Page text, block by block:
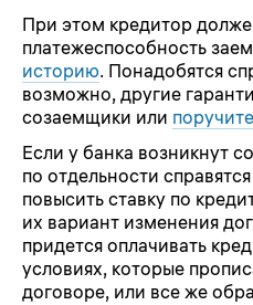
При этом кредитор
платежеспособность
историю. Понадобятся
возможно, другие
созаемщики или
Если у банка возникнут
по отдельности
повысить ставку по
их вариант изменения
придется оплачивать
условиях, которые
договоре, или все же